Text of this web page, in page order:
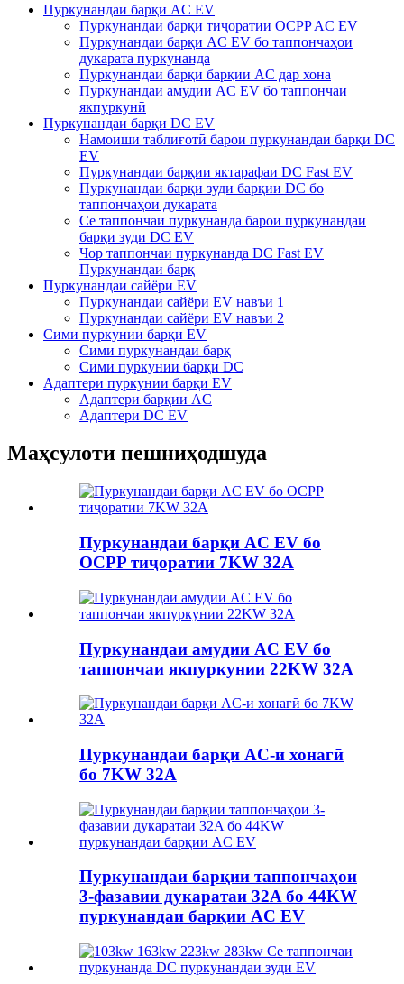
Пуркунандаи барқи AC EV
Пуркунандаи барқи тиҷоратии OCPP AC EV
Пуркунандаи барқи AC EV бо таппончаҳои
дукарата пуркунанда
Пуркунандаи барқи барқии AC дар хона
Пуркунандаи амудии AC EV бо таппончаи
якпуркунӣ
Пуркунандаи барқи DC EV
Намоиши таблиғотӣ барои пуркунандаи барқи DC
EV
Пуркунандаи барқии яктарафаи DC Fast EV
Пуркунандаи барқи зуди барқии DC бо
таппончаҳои дукарата
Се таппончаи пуркунанда барои пуркунандаи
барқи зуди DC EV
Чор таппончаи пуркунанда DC Fast EV
Пуркунандаи барқ
Пуркунандаи сайёри EV
Пуркунандаи сайёри EV навъи 1
Пуркунандаи сайёри EV навъи 2
Сими пуркунии барқи EV
Сими пуркунандаи барқ
Сими пуркунии барқи DC
Адаптери пуркунии барқи EV
Адаптери барқии AC
Адаптери DC EV
Маҳсулоти пешниҳодшуда
Пуркунандаи барқи AC EV бо
OCPP тиҷоратии 7KW 32A
Пуркунандаи амудии AC EV бо
таппончаи якпуркунии 22KW 32A
Пуркунандаи барқи AC-и хонагӣ
бо 7KW 32A
Пуркунандаи барқии таппончаҳои
3-фазавии дукаратаи 32A бо 44KW
пуркунандаи барқии AC EV